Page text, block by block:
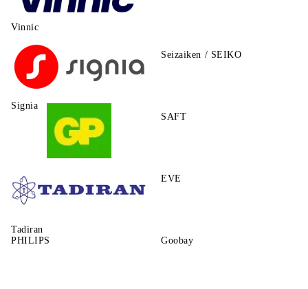
Vinnic
Signia
Seizaiken / SEIKO
SAFT
Tadiran
EVE
PHILIPS Goobay